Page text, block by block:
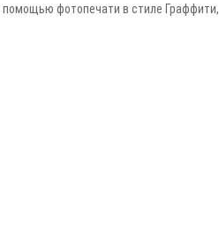
фотопечати в стиле Граффити,